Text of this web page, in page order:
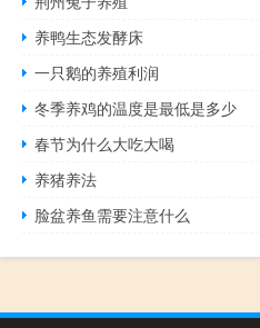
养鸭生态发酵床
一只鹅的养殖利润
冬季养鸡的温度是最低是多少
春节为什么大吃大喝
养猪养法
脸盆养鱼需要注意什么